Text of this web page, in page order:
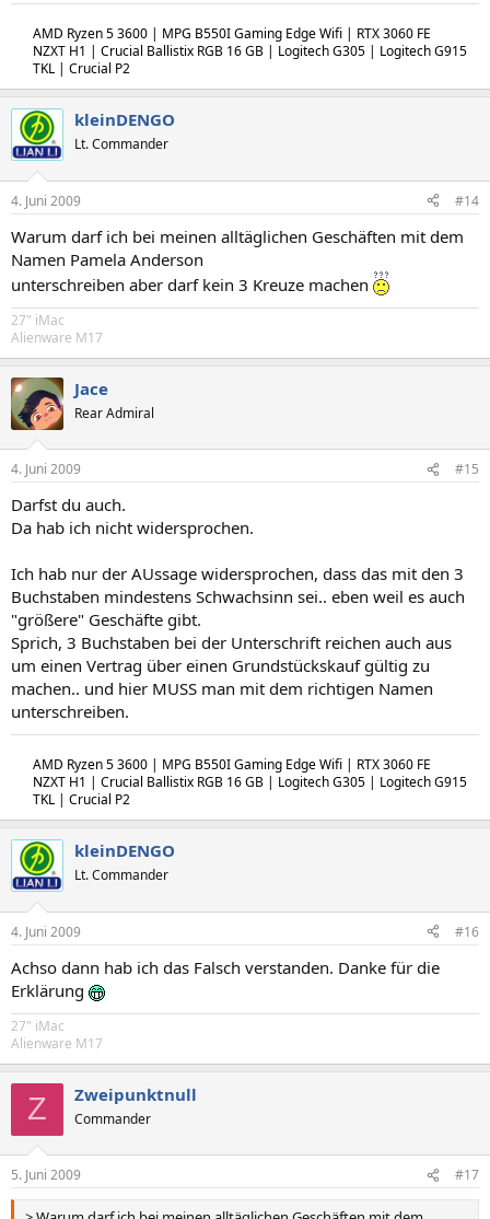
AMD Ryzen 5 3600 | MPG B550I Gaming Edge Wifi | RTX 3060 FE
NZXT H1 | Crucial Ballistix RGB 16 GB | Logitech G305 | Logitech G915
TKL | Crucial P2
kleinDENGO
Lt. Commander
4. Juni 2009 #14
Warum darf ich bei meinen alltäglichen Geschäften mit dem
Namen Pamela Anderson
unterschreiben aber darf kein 3 Kreuze machen
27" iMac
Alienware M17
Jace
Rear Admiral
4. Juni 2009 #15
Darfst du auch.
Da hab ich nicht widersprochen.
Ich hab nur der AUssage widersprochen, dass das mit den 3
Buchstaben mindestens Schwachsinn sei.. eben weil es auch
"größere" Geschäfte gibt.
Sprich, 3 Buchstaben bei der Unterschrift reichen auch aus
um einen Vertrag über einen Grundstückskauf gültig zu
machen.. und hier MUSS man mit dem richtigen Namen
unterschreiben.
AMD Ryzen 5 3600 | MPG B550I Gaming Edge Wifi | RTX 3060 FE
NZXT H1 | Crucial Ballistix RGB 16 GB | Logitech G305 | Logitech G915
TKL | Crucial P2
kleinDENGO
Lt. Commander
4. Juni 2009 #16
Achso dann hab ich das Falsch verstanden. Danke für die
Erklärung
27" iMac
Alienware M17
Z Zweipunktnull
Commander
5. Juni 2009 #17